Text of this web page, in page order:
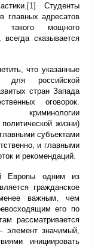
[1]
Студенты
главных адресатов
такого мощного
всегда сказывается
что указанные
для российской
стран Запада
оговорок.
жизни)
субъектами
и главными
и рекомендаций.
Европы одним из
гражданское
важным, чем
его по
рассматривается
элемент значимый,
инициировать